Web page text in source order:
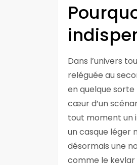
Dans l’univers
reléguée au
en quelque
cœur d’un
tout moment un
un casque léger
désormais une
comme le